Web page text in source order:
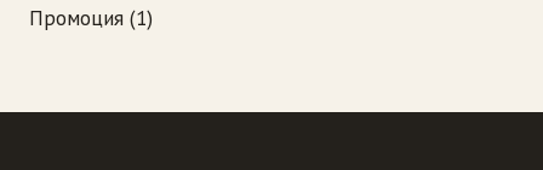
Промоция (1)